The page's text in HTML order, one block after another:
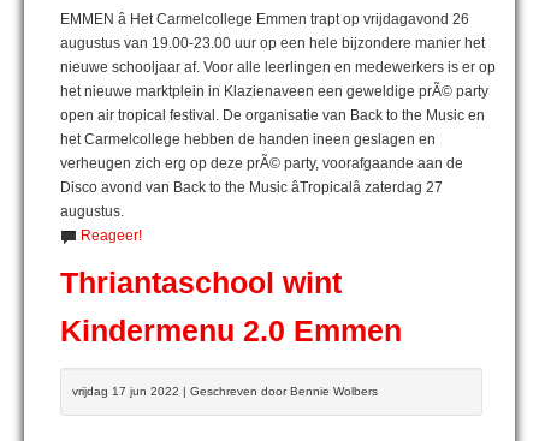
EMMEN â Het Carmelcollege Emmen trapt op vrijdagavond 26
augustus van 19.00-23.00 uur op een hele bijzondere manier het
nieuwe schooljaar af. Voor alle leerlingen en medewerkers is er op
het nieuwe marktplein in Klazienaveen een geweldige prÃ© party
open air tropical festival. De organisatie van Back to the Music en
het Carmelcollege hebben de handen ineen geslagen en
verheugen zich erg op deze prÃ© party, voorafgaande aan de
Disco avond van Back to the Music âTropicalâ zaterdag 27
augustus.
Reageer!
Thriantaschool wint
Kindermenu 2.0 Emmen
vrijdag 17 jun 2022 | Geschreven door Bennie Wolbers